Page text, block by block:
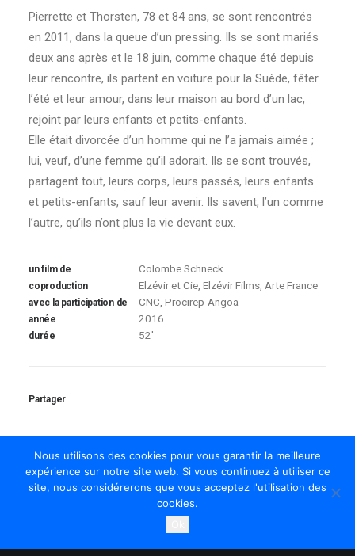
Pierrette et Thorsten, 78 et 84 ans, se sont rencontrés
en 2011, dans la queue d’un pressing. Ils se sont mariés
deux ans après et le 18 juin, comme chaque été depuis
leur rencontre, ils partent en voiture pour la Suède, fêter
l’été et leur amour, dans leur maison au bord d’un lac,
rejoint par leurs enfants et petits-enfants.
Elle était divorcée d’un homme qui ne l’a jamais aimée ;
lui, veuf, d’une femme qu’il adorait. Ils se sont trouvés,
partagent tout, leurs corps, leurs passés, leurs enfants
et petits-enfants, sauf leur avenir. Ils savent, l’un comme
l’autre, qu’ils n’ont plus la vie devant eux.
un film de Colombe Schneck
coproduction Elzévir et Cie, Elzévir Films, Arte France
avec la participation de CNC, Procirep-Angoa
année 2016
durée 52'
Partager
AVANT LE SILLAGE
Nous utilisons des cookies pour vous garantir la meilleure
expérience sur notre site web. Si vous continuez à utiliser ce
site, nous considérerons que vous acceptez l'utilisation des
cookies.